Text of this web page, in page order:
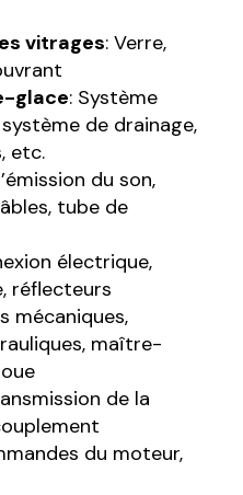
vitrages: Verre,
glace: Système
de drainage,
etc.
du son,
tube de
électrique,
réflecteurs
mécaniques,
maître-
de la
du moteur,